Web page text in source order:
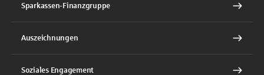
Sparkassen-Finanzgruppe
Auszeichnungen
Soziales Engagement